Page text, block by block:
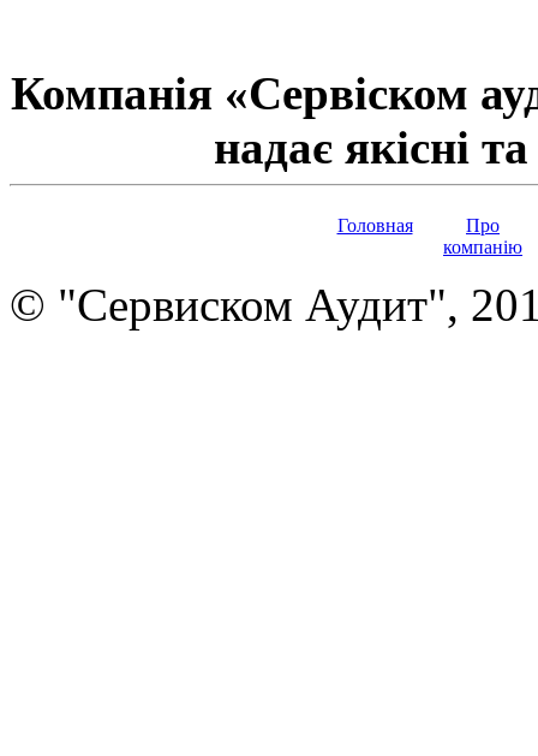
Компанія «Сервіском
надає якісні
Головная
Про
компанію
© "Сервиском Аудит",